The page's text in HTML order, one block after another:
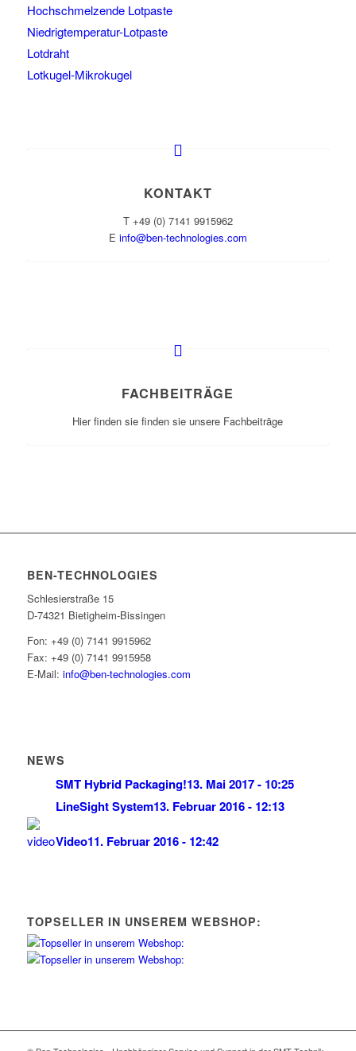
Hochschmelzende Lotpaste
Niedrigtemperatur-Lotpaste
Lotdraht
Lotkugel-Mikrokugel
KONTAKT
T +49 (0) 7141 9915962
E info@ben-technologies.com
FACHBEITRÄGE
Hier finden sie finden sie unsere Fachbeiträge
BEN-TECHNOLOGIES
Schlesierstraße 15
D-74321 Bietigheim-Bissingen
Fon: +49 (0) 7141 9915962
Fax: +49 (0) 7141 9915958
E-Mail: info@ben-technologies.com
NEWS
SMT Hybrid Packaging!13. Mai 2017 - 10:25
LineSight System13. Februar 2016 - 12:13
Video11. Februar 2016 - 12:42
TOPSELLER IN UNSEREM WEBSHOP: